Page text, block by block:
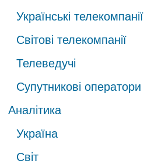
Українські телекомпанії
Світові телекомпанії
Телеведучі
Супутникові оператори
Аналітика
Україна
Світ